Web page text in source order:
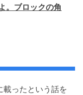
。ブロックの角
載ったという話を